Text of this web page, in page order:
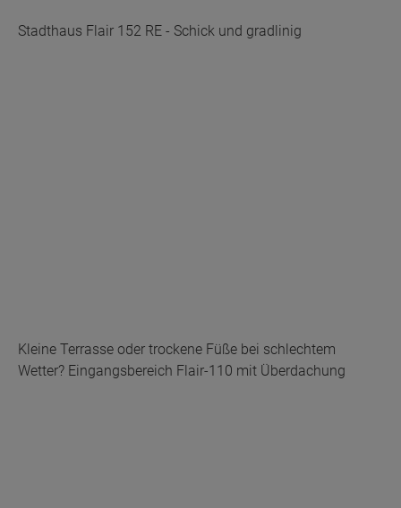
Stadthaus Flair 152 RE - Schick und gradlinig
Kleine Terrasse oder trockene Füße bei schlechtem
Wetter? Eingangsbereich Flair-110 mit Überdachung